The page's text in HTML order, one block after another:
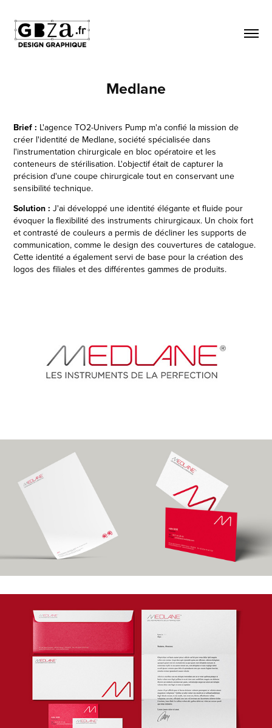
Medlane
Brief : L'agence TO2-Univers Pump m'a confié la mission de
créer l'identité de Medlane, société spécialisée dans
l'instrumentation chirurgicale en bloc opératoire et les
conteneurs de stérilisation. L'objectif était de capturer la
précision d'une coupe chirurgicale tout en conservant une
sensibilité technique.
Solution :J'ai développé une identité élégante et fluide pour
évoquer la flexibilité des instruments chirurgicaux. Un choix fort
et contrasté de couleurs a permis de décliner les supports de
communication, comme le design des couvertures de catalogue.
Cette identité a également servi de base pour la création des
logos des filiales et des différentes gammes de produits.